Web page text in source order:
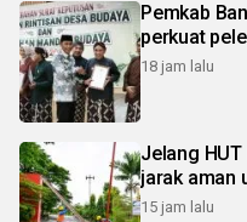
Pemkab
perkuat
18 jam lalu
Jelang
jarak aman
15 jam lalu